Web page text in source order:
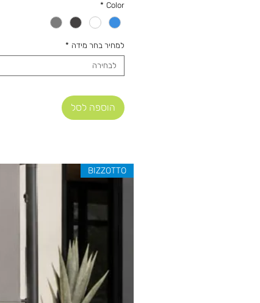
Color
*
למחיר בחר מידה *
לבחירה
הוספה לסל
BIZZOTTO